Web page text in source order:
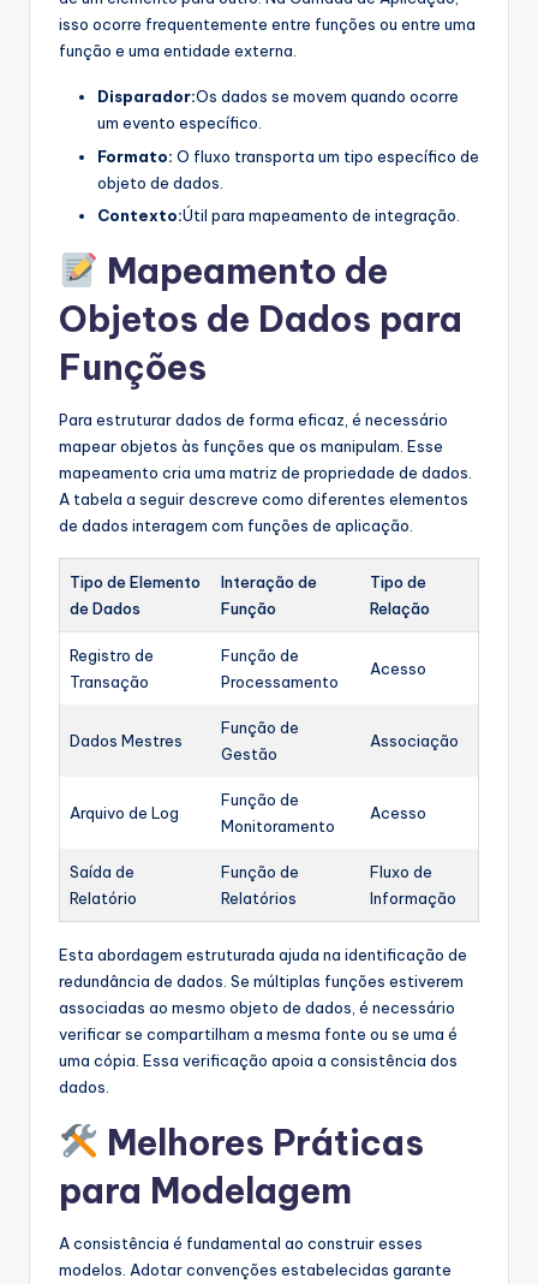
isso ocorre frequentemente entre funções ou entre uma
função e uma entidade externa.
Disparador:Os dados se movem quando ocorre
um evento específico.
Formato: O fluxo transporta um tipo específico de
objeto de dados.
Contexto:Útil para mapeamento de integração.
Mapeamento de
Objetos de Dados para
Funções
Para estruturar dados de forma eficaz, é necessário
mapear objetos às funções que os manipulam. Esse
mapeamento cria uma matriz de propriedade de dados.
A tabela a seguir descreve como diferentes elementos
de dados interagem com funções de aplicação.
Tipo de Elemento
de Dados
Interação de
Função
Tipo de
Relação
Registro de
Transação
Função de
Processamento
Acesso
Dados Mestres
Função de
Gestão
Associação
Arquivo de Log
Função de
Monitoramento
Acesso
Saída de
Relatório
Função de
Relatórios
Fluxo de
Informação
Esta abordagem estruturada ajuda na identificação de
redundância de dados. Se múltiplas funções estiverem
associadas ao mesmo objeto de dados, é necessário
verificar se compartilham a mesma fonte ou se uma é
uma cópia. Essa verificação apoia a consistência dos
dados.
Melhores Práticas
para Modelagem
A consistência é fundamental ao construir esses
modelos. Adotar convenções estabelecidas garante